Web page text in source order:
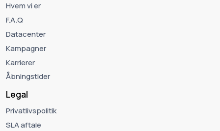
Hvem vi er
F.A.Q
Datacenter
Kampagner
Karrierer
Åbningstider
Legal
Privatlivspolitik
SLA aftale